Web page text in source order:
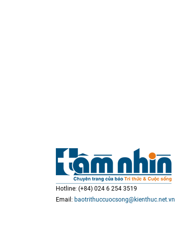
Hotline: (+84) 024 6 254 3519
Email: baotrithuccuocsong@kienthuc.net.vn